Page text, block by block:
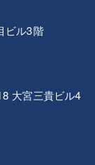
ビル3階
大宮三貴ビル4